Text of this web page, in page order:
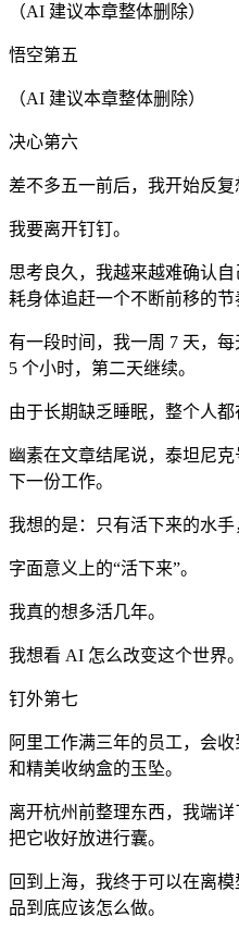
（AI 建议本章整体删除）
悟空第五
（AI 建议本章整体删除）
决心第六
差不多五一前后，我开始反复
我要离开钉钉。
思考良久，我越来越难确认
耗身体追赶一个不断前移的节
有一段时间，我一周 7 天，
5 个小时，第二天继续。
由于长期缺乏睡眠，整个人都
幽素在文章结尾说，泰坦尼
下一份工作。
我想的是：只有活下来的水手
字面意义上的“活下来”。
我真的想多活几年。
我想看 AI 怎么改变这个世界。
钉外第七
阿里工作满三年的员工，会
和精美收纳盒的玉坠。
离开杭州前整理东西，我端
把它收好放进行囊。
回到上海，我终于可以在离
品到底应该怎么做。